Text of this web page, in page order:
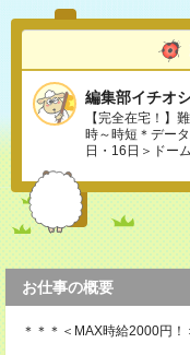
編集部イチオ
【完全在宅！】
時～時短＊デー
日・16日＞ドー
お仕事の概要
＊＊＊＜MAX時給2000円！